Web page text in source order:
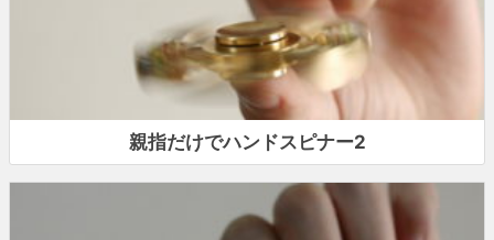
親指だけでハンドスピナー2